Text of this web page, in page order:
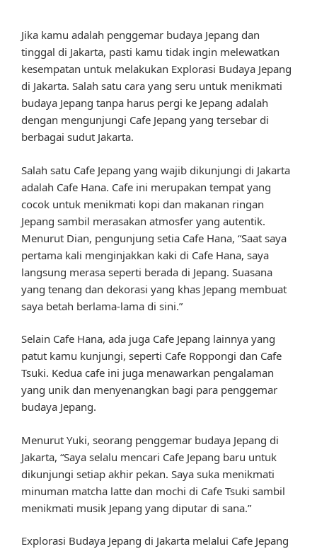
Jika kamu adalah penggemar budaya Jepang dan
tinggal di Jakarta, pasti kamu tidak ingin melewatkan
kesempatan untuk melakukan Explorasi Budaya Jepang
di Jakarta. Salah satu cara yang seru untuk menikmati
budaya Jepang tanpa harus pergi ke Jepang adalah
dengan mengunjungi Cafe Jepang yang tersebar di
berbagai sudut Jakarta.
Salah satu Cafe Jepang yang wajib dikunjungi di Jakarta
adalah Cafe Hana. Cafe ini merupakan tempat yang
cocok untuk menikmati kopi dan makanan ringan
Jepang sambil merasakan atmosfer yang autentik.
Menurut Dian, pengunjung setia Cafe Hana, “Saat saya
pertama kali menginjakkan kaki di Cafe Hana, saya
langsung merasa seperti berada di Jepang. Suasana
yang tenang dan dekorasi yang khas Jepang membuat
saya betah berlama-lama di sini.”
Selain Cafe Hana, ada juga Cafe Jepang lainnya yang
patut kamu kunjungi, seperti Cafe Roppongi dan Cafe
Tsuki. Kedua cafe ini juga menawarkan pengalaman
yang unik dan menyenangkan bagi para penggemar
budaya Jepang.
Menurut Yuki, seorang penggemar budaya Jepang di
Jakarta, “Saya selalu mencari Cafe Jepang baru untuk
dikunjungi setiap akhir pekan. Saya suka menikmati
minuman matcha latte dan mochi di Cafe Tsuki sambil
menikmati musik Jepang yang diputar di sana.”
Explorasi Budaya Jepang di Jakarta melalui Cafe Jepang